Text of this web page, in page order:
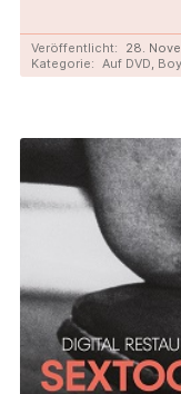
Veröffentlicht:
28.
Kategorie: Auf DVD,